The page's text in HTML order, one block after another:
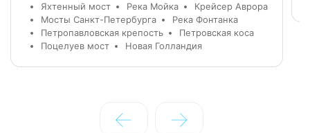
Яхтенный мост
Река Мойка
Крейсер Аврора
Мосты Санкт-Петербурга
Река Фонтанка
Петропавловская крепость
Петровская коса
Поцелуев мост
Новая Голландия
← →